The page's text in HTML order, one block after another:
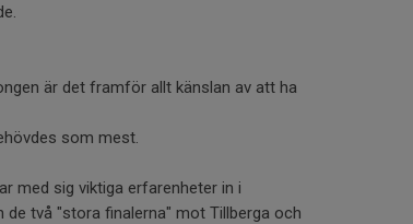
är det framför allt känslan av att ha
som mest.
med sig viktiga erfarenheter in i
två "stora finalerna" mot Tillberga och